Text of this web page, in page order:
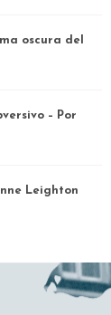
oscura del
– Por
Leighton